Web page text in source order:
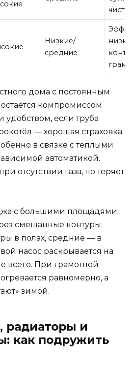
чистки
Низкие/
средние
дома с постоянным
компромиссом
удобством, если труба
— хорошая страховка
в связке с тёплыми
автоматикой.
отсутствии газа, но теряет
с большими площадями
смешанные контуры:
в полах, средние — в
насос раскрывается на
всего. При грамотной
равномерно, а
зимой.
радиаторы и
как подружить